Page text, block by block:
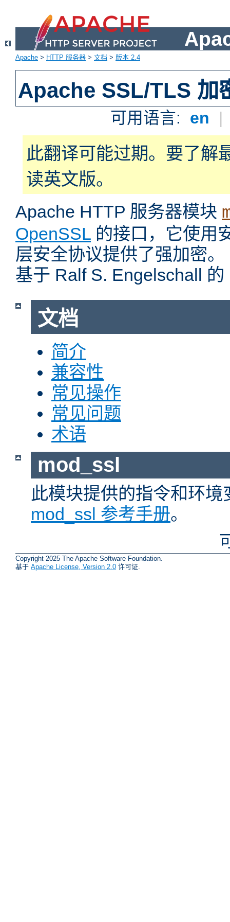
Apache > HTTP 服务器 > 文档 > 版本 2.4
Apache SSL/TLS 加
可用语言: en |
此翻译可能过期。要了解
读英文版。
Apache HTTP 服务器模块
OpenSSL 的接口，它使用
层安全协议提供了强加密
基于 Ralf S. Engelschall
文档
简介
兼容性
常见操作
常见问题
术语
mod_ssl
此模块提供的指令和环
mod_ssl 参考手册。
Copyright 2025 The Apache Software Foundation.
基于 Apache License, Version 2.0 许可证.